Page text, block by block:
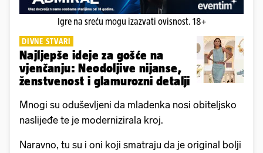
Igre na sreću mogu izazvati ovisnost. 18+
DIVNE STVARI
Najljepše ideje za gošće na
vjenčanju: Neodoljive nijanse,
ženstvenost i glamurozni detalji
Mnogi su oduševljeni da mladenka nosi obiteljsko
naslijeđe te je modernizirala kroj.
Naravno, tu su i oni koji smatraju da je original bolji